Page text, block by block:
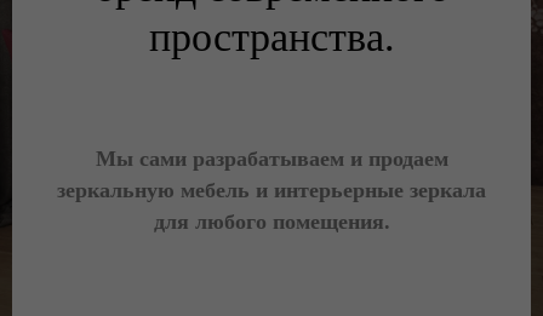
пространства.
Мы сами разрабатываем и продаем
зеркальную мебель и интерьерные зеркала
для любого помещения.